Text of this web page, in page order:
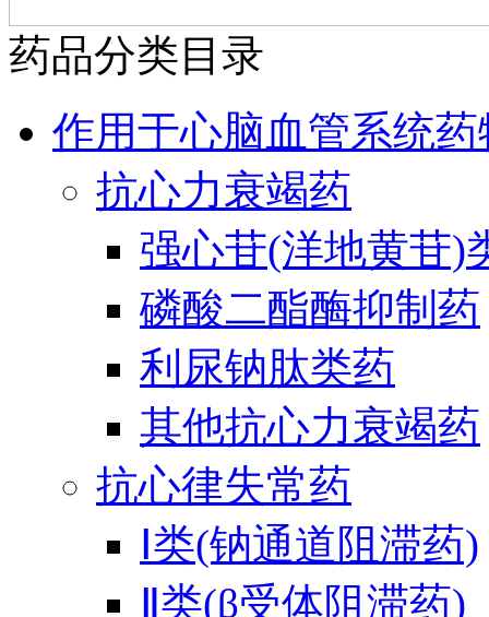
药品分类目录
作用于心脑血管系统药
抗心力衰竭药
强心苷(洋地黄苷)
磷酸二酯酶抑制药
利尿钠肽类药
其他抗心力衰竭药
抗心律失常药
Ⅰ类(钠通道阻滞药)
Ⅱ类(β受体阻滞药)